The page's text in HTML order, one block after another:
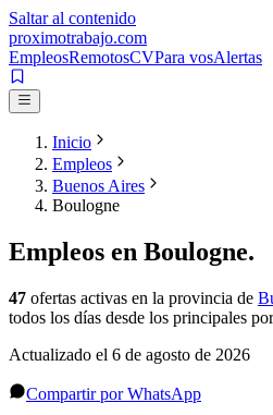
Saltar al contenido
proximotrabajo.com
EmpleosRemotosCVPara vosAlertas
Inicio
Empleos
Buenos Aires
Boulogne
Empleos en Boulogne.
47 ofertas activas en la provincia de
todos los días desde los principales
Actualizado el 6 de agosto de 2026
Compartir por WhatsApp